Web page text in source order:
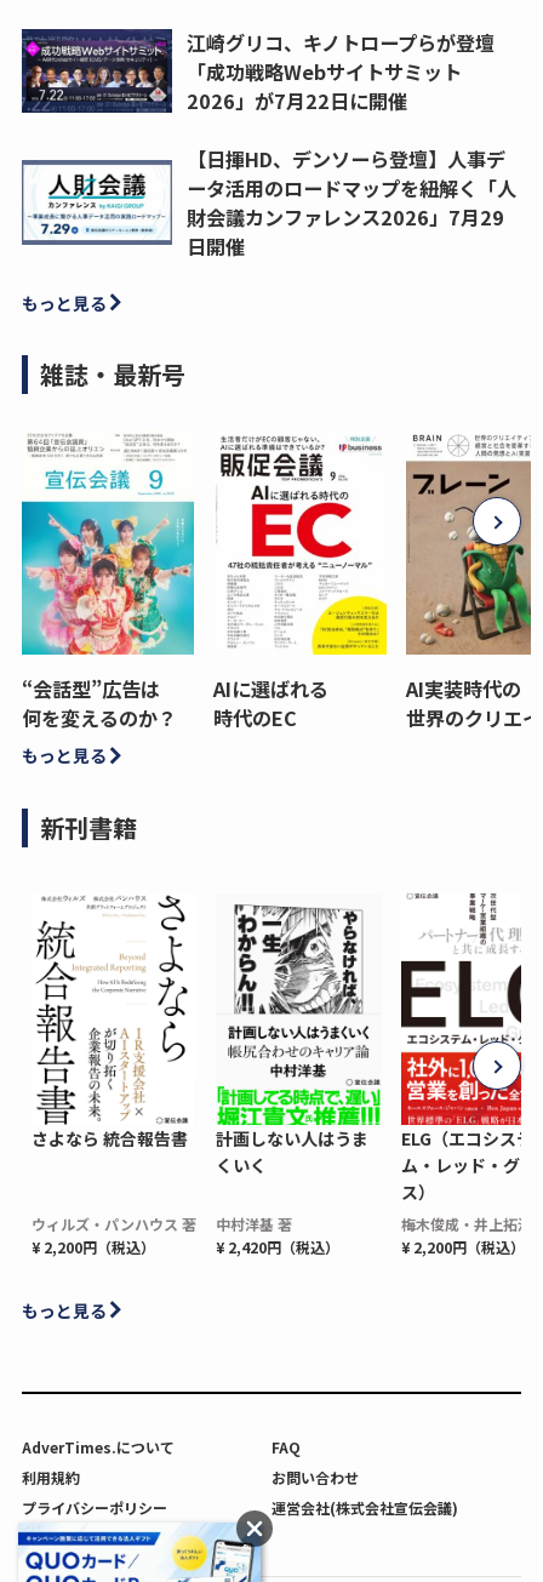
江崎グリコ、キノトロープらが登壇
「成功戦略Webサイトサミット
2026」が7月22日に開催
【日揮HD、デンソーら登壇】人事デ
ータ活用のロードマップを紐解く「人
財会議カンファレンス2026」7月29
日開催
もっと見る
雑誌・最新号
“会話型”広告は
何を変えるのか？
AIに選ばれる
時代のEC
AI実装時代の
世界のクリエ
もっと見る
新刊書籍
さよなら 統合報告書
ウィルズ・パンハウス 著
¥ 2,200円（税込）
計画しない人はうま
くいく
中村洋基 著
¥ 2,420円（税込）
ELG（エコシステ
ム・レッド・グロ
ス）
梅木俊成・井上拓海
¥ 2,200円（税込）
もっと見る
AdverTimes.について
FAQ
利用規約
お問い合わせ
プライバシーポリシー
運営会社(株式会社宣伝会議)
利用者情報の外部送信について